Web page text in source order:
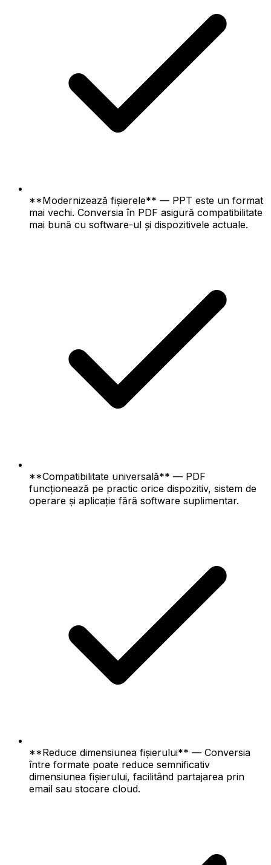
**Modernizează fișierele** — PPT este un format
mai vechi. Conversia în PDF asigură compatibilitate
mai bună cu software-ul și dispozitivele actuale.
**Compatibilitate universală** — PDF
funcționează pe practic orice dispozitiv, sistem de
operare și aplicație fără software suplimentar.
**Reduce dimensiunea fișierului** — Conversia
între formate poate reduce semnificativ
dimensiunea fișierului, facilitând partajarea prin
email sau stocare cloud.